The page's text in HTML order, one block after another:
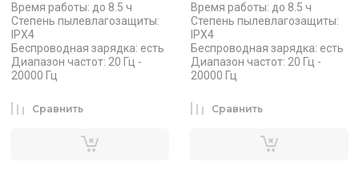
Время работы: до 8.5 ч
Степень пылевлагозащиты:
IPX4
Беспроводная зарядка: есть
Диапазон частот: 20 Гц -
20000 Гц
Сравнить
Время работы: до 8.5 ч
Степень пылевлагозащиты:
IPX4
Беспроводная зарядка: есть
Диапазон частот: 20 Гц -
20000 Гц
Сравнить